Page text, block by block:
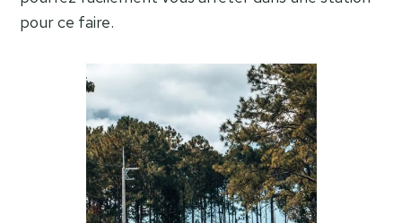
pour ce faire.